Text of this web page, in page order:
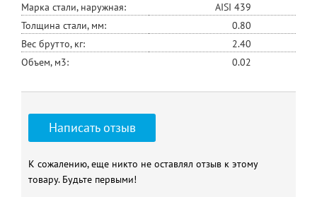
Марка стали, наружная:
AISI 439
Толщина стали, мм:
0.80
Вес брутто, кг:
2.40
Объем, м3:
0.02
Написать отзыв
К сожалению, еще никто не оставлял отзыв к этому
товару. Будьте первыми!